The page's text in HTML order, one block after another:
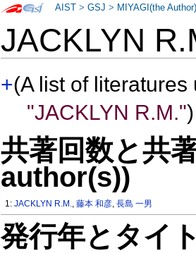
JACKLYN
+(A list of
"JACKLYN R.M.")
共著回数と共
author(s))
1:JACKLYN R.M.,藤本 和彦,長島 一男
発行年とタイ
AIST >GSJ > MIYAGI(the Author)